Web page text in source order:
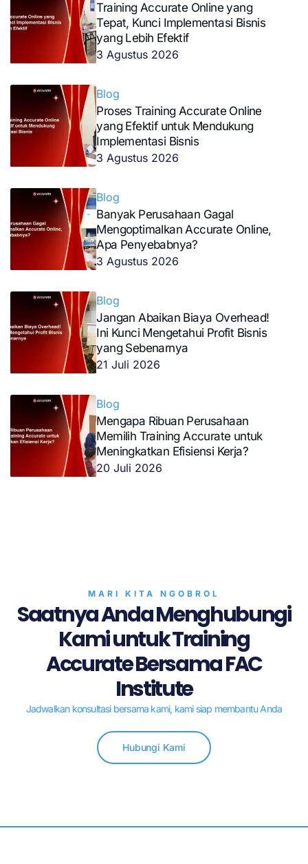
Training Accurate Online yang
Tepat, Kunci Implementasi Bisnis
yang Lebih Efektif
3 Agustus 2026
Blog
Proses Training Accurate Online
yang Efektif untuk Mendukung
Implementasi Bisnis
3 Agustus 2026
Blog
Banyak Perusahaan Gagal
Mengoptimalkan Accurate Online,
Apa Penyebabnya?
3 Agustus 2026
Blog
Jangan Abaikan Biaya Overhead!
Ini Kunci Mengetahui Profit Bisnis
yang Sebenarnya
21 Juli 2026
Blog
Mengapa Ribuan Perusahaan
Memilih Training Accurate untuk
Meningkatkan Efisiensi Kerja?
20 Juli 2026
MARI KITA NGOBROL
Saatnya Anda Menghubungi
Kami untuk Training
Accurate Bersama FAC
Institute
Jadwalkan konsultasi bersama kami, kami siap membantu Anda
Hubungi Kami